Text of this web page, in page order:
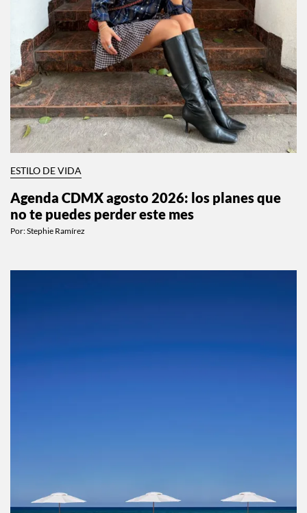
ESTILO DE VIDA
Agenda CDMX agosto 2026: los planes que
no te puedes perder este mes
Por:Stephie Ramírez